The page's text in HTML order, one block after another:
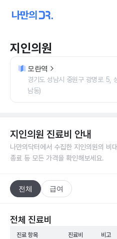
지인의원
모란역
경기도 성남시 중원구 광명로 5,
남동)
지인의원 진료비 안내
나만의닥터에서 수집한 지인의원의 비
종료 등 모든 가격을 확인해보세요.
전체 급여
전체 진료비
진료 항목 진료비 비고